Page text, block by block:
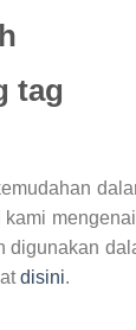
tag
digunakan
disini.